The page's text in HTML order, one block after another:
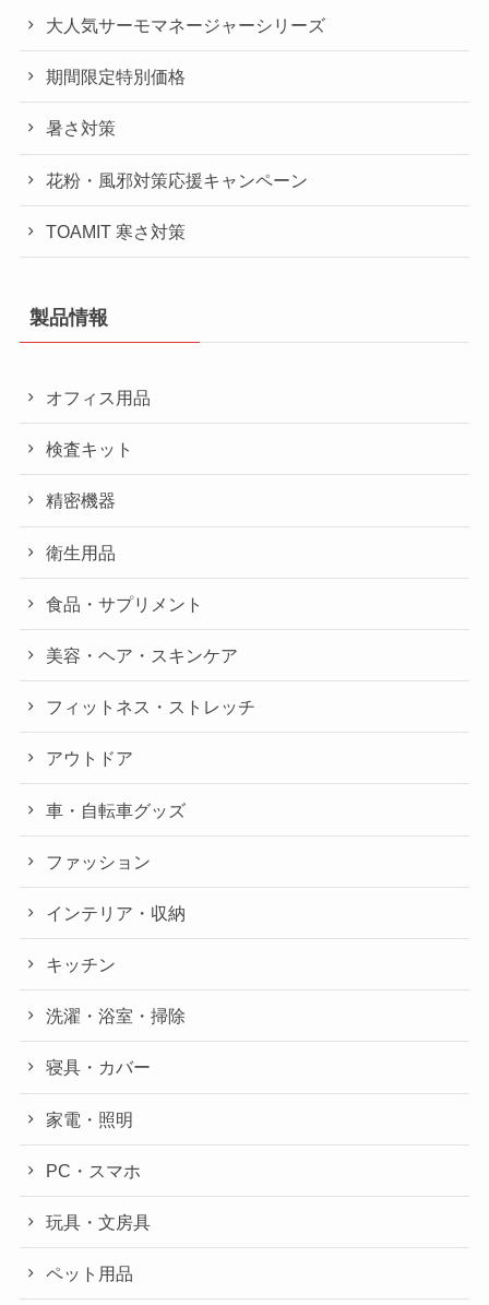
大人気サーモマネージャーシリーズ
期間限定特別価格
暑さ対策
花粉・風邪対策応援キャンペーン
TOAMIT 寒さ対策
製品情報
オフィス用品
検査キット
精密機器
衛生用品
食品・サプリメント
美容・ヘア・スキンケア
フィットネス・ストレッチ
アウトドア
車・自転車グッズ
ファッション
インテリア・収納
キッチン
洗濯・浴室・掃除
寝具・カバー
家電・照明
PC・スマホ
玩具・文房具
ペット用品